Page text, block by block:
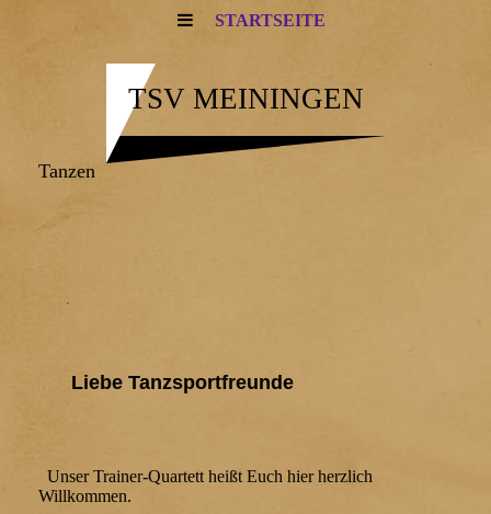
STARTSEITE
TSV MEININGEN
Tanzen
Liebe Tanzsportfreunde
Unser Trainer-Quartett heißt Euch hier herzlich
Willkommen.